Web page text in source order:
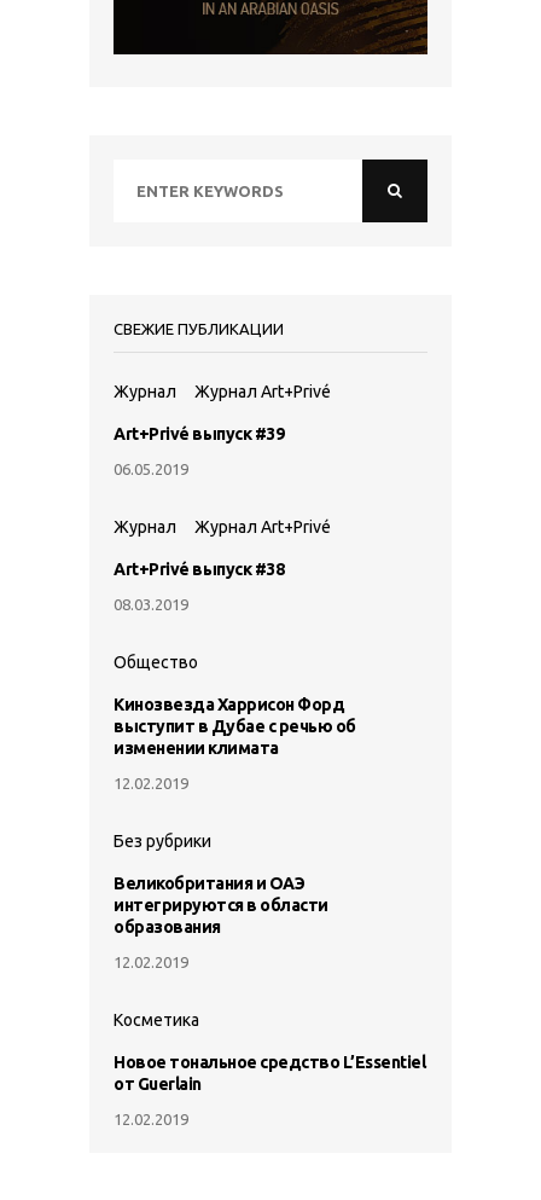
СВЕЖИЕ ПУБЛИКАЦИИ
Журнал Журнал Art+Privé
Art+Privé выпуск #39
06.05.2019
Журнал Журнал Art+Privé
Art+Privé выпуск #38
08.03.2019
Общество
Кинозвезда Харрисон Форд
выступит в Дубае с речью об
изменении климата
12.02.2019
Без рубрики
Великобритания и ОАЭ
интегрируются в области
образования
12.02.2019
Косметика
Новое тональное средство L’Essentiel
от Guerlain
12.02.2019